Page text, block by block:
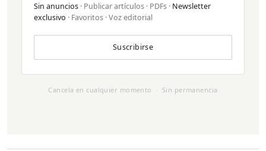
Sin anuncios · Publicar artículos · PDFs · Newsletter
exclusivo · Favoritos · Voz editorial
Suscribirse
Cancela en cualquier momento · Sin permanencia